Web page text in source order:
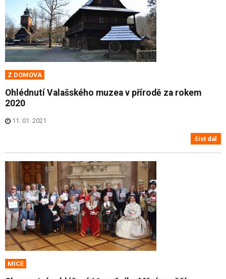
Z DOMOVA
Ohlédnutí Valašského muzea v přírodě za rokem
2020
11. 01. 2021
číst dál
MICE